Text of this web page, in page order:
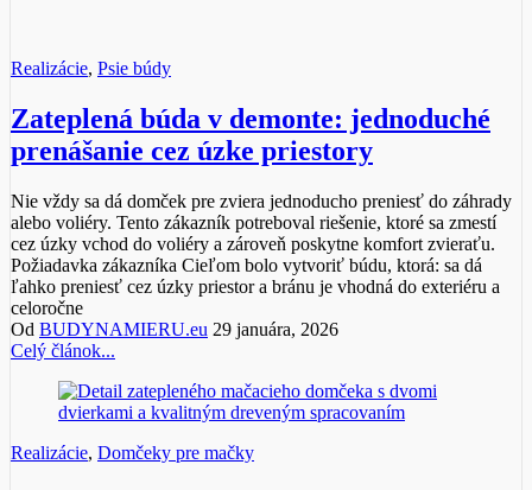
Realizácie, Psie búdy
Zateplená búda v demonte: jednoduché
prenášanie cez úzke priestory
Nie vždy sa dá domček pre zviera jednoducho preniesť do záhrady
alebo voliéry. Tento zákazník potreboval riešenie, ktoré sa zmestí
cez úzky vchod do voliéry a zároveň poskytne komfort zvieraťu.
Požiadavka zákazníka Cieľom bolo vytvoriť búdu, ktorá: sa dá
ľahko preniesť cez úzky priestor a bránu je vhodná do exteriéru a
celoročne
Od BUDYNAMIERU.eu 29 januára, 2026
Celý článok...
Realizácie, Domčeky pre mačky